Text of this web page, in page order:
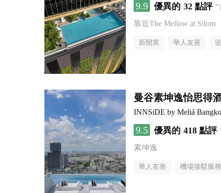
9.9 優異的 32 點評
靠近The Mellow at Silom
新開業 華人友善
曼谷素坤逸怡思得
INNSiDE by Meliá
9.5 優異的 418 點評
素坤逸
華人友善 機場接駁服務